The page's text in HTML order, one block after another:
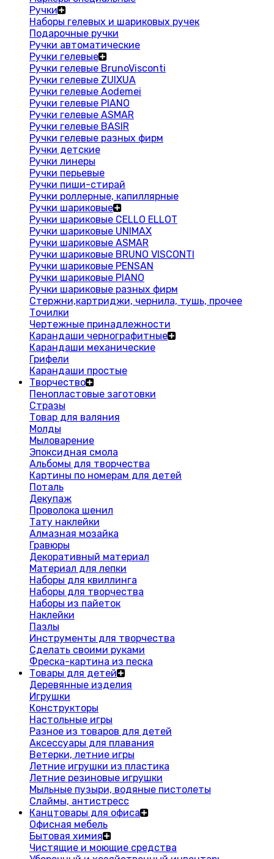
Ручки
Наборы гелевых и шариковых ручек
Подарочные ручки
Ручки автоматические
Ручки гелевые
Ручки гелевые BrunoVisconti
Ручки гелевые ZUIXUA
Ручки гелевые Aodemei
Ручки гелевые PIANO
Ручки гелевые ASMAR
Ручки гелевые BASIR
Ручки гелевые разных фирм
Ручки детские
Ручки линеры
Ручки перьевые
Ручки пиши-стирай
Ручки роллерные, капиллярные
Ручки шариковые
Ручки шариковые CELLO ELLOT
Ручки шариковые UNIMAX
Ручки шариковые ASMAR
Ручки шариковые BRUNO VISCONTI
Ручки шариковые PENSAN
Ручки шариковые PIANO
Ручки шариковые разных фирм
Стержни,картриджи, чернила, тушь, прочее
Точилки
Чертежные принадлежности
Карандаши чернографитные
Карандаши механические
Грифели
Карандаши простые
Творчество
Пенопластовые заготовки
Стразы
Товар для валяния
Молды
Мыловарение
Эпоксидная смола
Альбомы для творчества
Картины по номерам для детей
Поталь
Декупаж
Проволока шенил
Тату наклейки
Алмазная мозайка
Гравюры
Декоративный материал
Материал для лепки
Наборы для квиллинга
Наборы для творчества
Наборы из пайеток
Наклейки
Пазлы
Инструменты для творчества
Сделать своими руками
Фреска-картина из песка
Товары для детей
Деревянные изделия
Игрушки
Конструкторы
Настольные игры
Разное из товаров для детей
Аксессуары для плавания
Ветерки, летние игры
Летние игрушки из пластика
Летние резиновые игрушки
Мыльные пузыри, водяные пистолеты
Слаймы, антистресс
Канцтовары для офиса
Офисная мебель
Бытовая химия
Чистящие и моющие средства